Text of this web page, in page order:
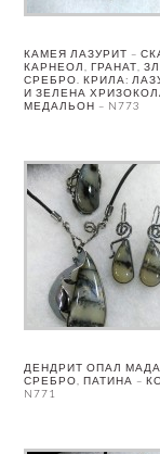
КАМЕЯ ЛАЗУРИТ –
КАРНЕОЛ, ГРАНАТ,
СРЕБРО. КРИЛА:
И ЗЕЛЕНА
МЕДАЛЬОН – N773
ДЕНДРИТ ОПАЛ
СРЕБРО, ПАТИНА –
N771